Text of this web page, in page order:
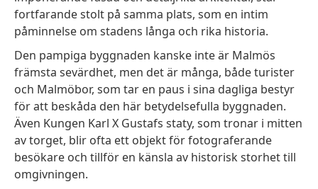
fortfarande stolt på samma plats, som en intim
påminnelse om stadens långa och rika historia.
Den pampiga byggnaden kanske inte är Malmös
främsta sevärdhet, men det är många, både turister
och Malmöbor, som tar en paus i sina dagliga bestyr
för att beskåda den här betydelsefulla byggnaden.
Även Kungen Karl X Gustafs staty, som tronar i mitten
av torget, blir ofta ett objekt för fotograferande
besökare och tillför en känsla av historisk storhet till
omgivningen.